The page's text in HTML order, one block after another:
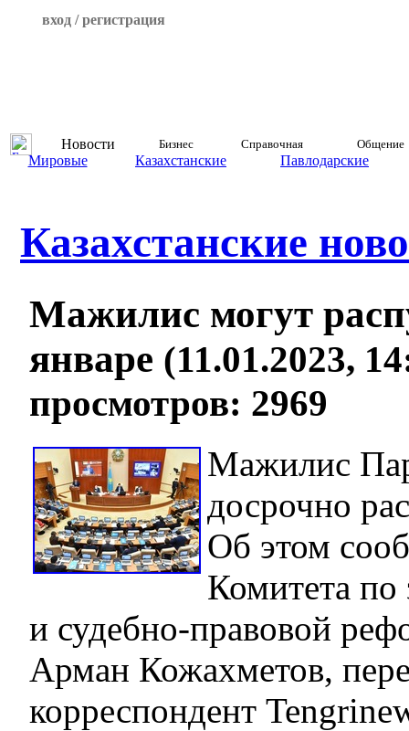
вход / регистрация
Новости Бизнес Справочная Общение
Мировые Казахстанские Павлодарские
Казахстанские
Мажилис могут
январе (11.01.2023,
просмотров: 2969
Мажилис
досрочно
Об этом
Комитета по
и судебно-правовой
Арман Кожахметов,
корреспондент